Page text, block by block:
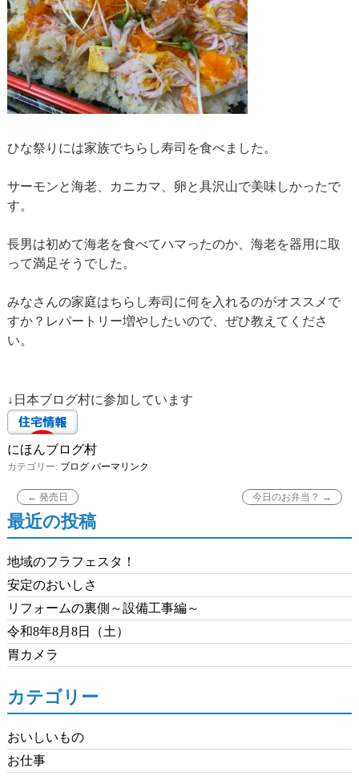
ひな祭りには家族でちらし寿司を食べました。
サーモンと海老、カニカマ、卵と具沢山で美味しかったで
す。
長男は初めて海老を食べてハマったのか、海老を器用に取
って満足そうでした。
みなさんの家庭はちらし寿司に何を入れるのがオススメで
すか？レパートリー増やしたいので、ぜひ教えてくださ
い。
↓日本ブログ村に参加しています
にほんブログ村
カテゴリー: ブログ パーマリンク
← 発売日 今日のお弁当？ →
最近の投稿
地域のフラフェスタ！
安定のおいしさ
リフォームの裏側～設備工事編～
令和8年8月8日（土）
胃カメラ
カテゴリー
おいしいもの
お仕事